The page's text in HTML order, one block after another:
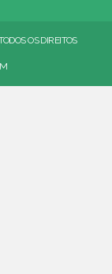
OS DIREITOS